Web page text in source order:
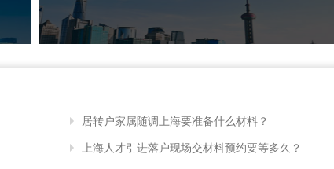
居转户家属随调上海要准备什么材料？
上海人才引进落户现场交材料预约要等多久？